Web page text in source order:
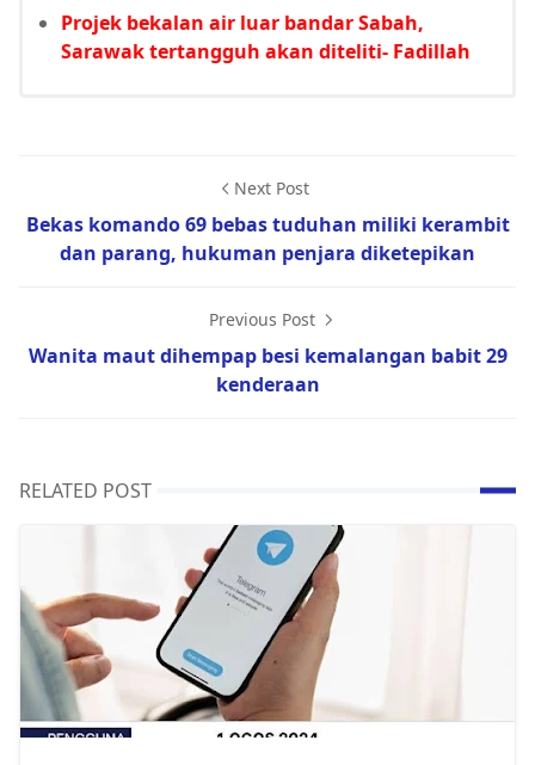
Projek bekalan air luar bandar Sabah,
Sarawak tertangguh akan diteliti- Fadillah
Next Post
Bekas komando 69 bebas tuduhan miliki kerambit
dan parang, hukuman penjara diketepikan
Previous Post
Wanita maut dihempap besi kemalangan babit 29
kenderaan
RELATED POST